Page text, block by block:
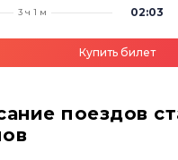
3 ч 1 м
02:03
Купить билет
поездов